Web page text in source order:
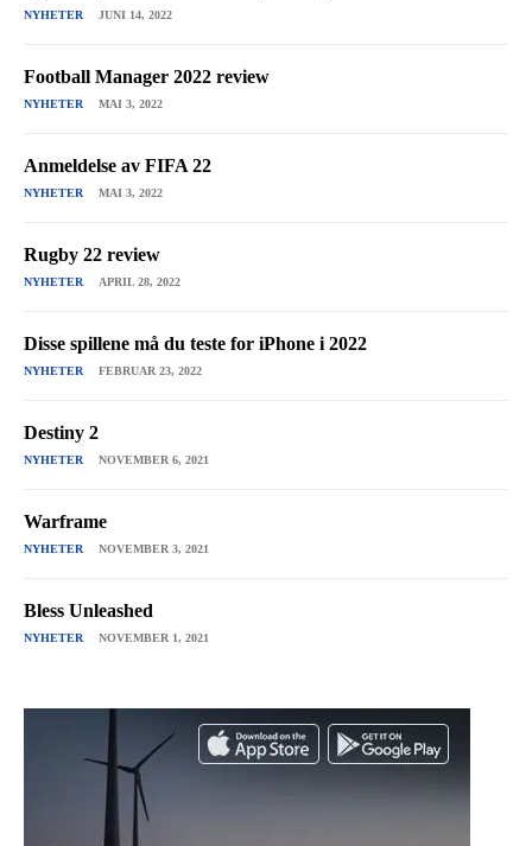
NYHETER JUNI 14, 2022
Football Manager 2022 review
NYHETER MAI 3, 2022
Anmeldelse av FIFA 22
NYHETER MAI 3, 2022
Rugby 22 review
NYHETER APRIL 28, 2022
Disse spillene må du teste for iPhone i 2022
NYHETER FEBRUAR 23, 2022
Destiny 2
NYHETER NOVEMBER 6, 2021
Warframe
NYHETER NOVEMBER 3, 2021
Bless Unleashed
NYHETER NOVEMBER 1, 2021